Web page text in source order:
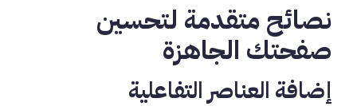
نصائح متقدمة لتحسين
صفحتك الجاهزة
إضافة العناصر التفاعلية